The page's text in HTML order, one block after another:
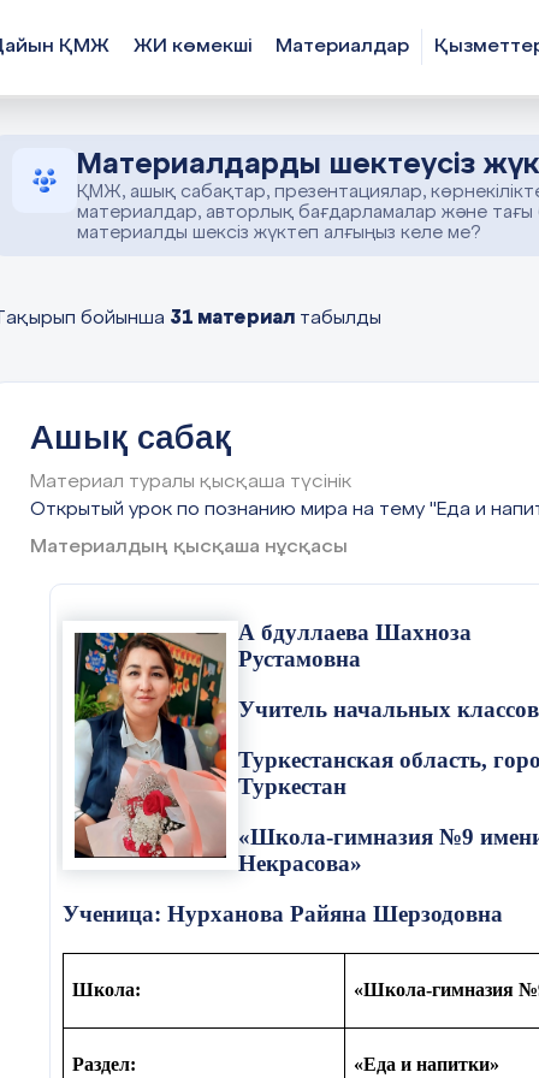
ҚМЖ ЖИ көмекші Материалдар
Материалдарды шектеусіз
ҚМЖ, ашық сабақтар, презентациялар,
материалдар, авторлық бағдарламалар және
материалды шексіз жүктеп алғыңыз келе ме?
Тақырып бойынша 31 материал табылды
Ашық сабақ
Материал туралы қысқаша түсінік
Открытый урок по познанию мира на тему "Еда и
Материалдың қысқаша нұсқасы
А бдуллаева Шахноза
Рустамовна
Учитель начальных классов
Туркестанская область,
Туркестан
«Школа-гимназия №9
Некрасова»
Ученица: Нурханова Райяна Шерзодовна
Школа: «Школа-гимназия
Раздел: «Еда и напитки»